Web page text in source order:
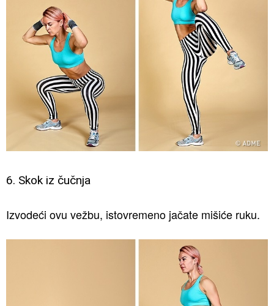
6. Skok iz čučnja
Izvodeći ovu vežbu, istovremeno jačate mišiće ruku.